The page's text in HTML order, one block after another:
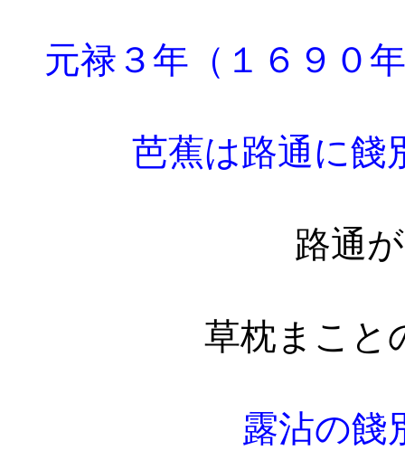
元禄３年（１６９０
芭蕉は路通に餞
路通がみ
草枕まこと
露沾の餞